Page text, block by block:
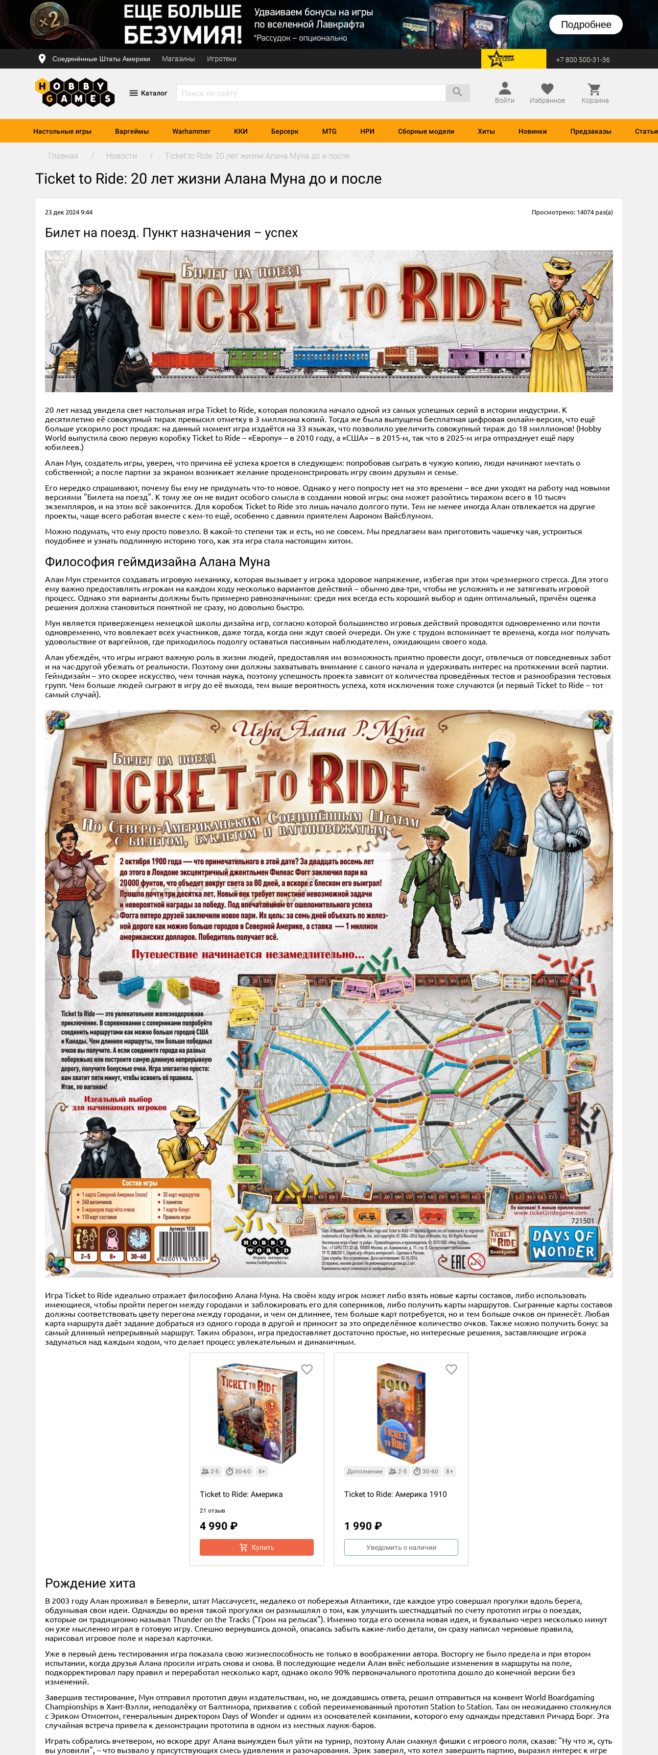
Подробнее
Соединённые Штаты Америки Магазины Игротеки перейти на Zvezda +7 800 500-31-36
Каталог
Войти
Избранное Корзина
Настольные игры Варгеймы Warhammer ККИ Берсерк MTG НРИ Сборные модели Хиты Новинки Предзаказы Статьи
Главная Новости Ticket to Ride: 20 лет жизни Алана Муна до и после
Ticket to Ride: 20 лет жизни Алана Муна до и после
23 дек 2024 9:44 Просмотрено: 14074 раз(а)
Билет на поезд. Пункт назначения – успех
20 лет назад увидела свет настольная игра Ticket to Ride, которая положила начало одной из самых успешных серий в истории индустрии. К
десятилетию её совокупный тираж превысил отметку в 3 миллиона копий. Тогда же была выпущена бесплатная цифровая онлайн-версия, что ещё
больше ускорило рост продаж: на данный момент игра издаётся на 33 языках, что позволило увеличить совокупный тираж до 18 миллионов! (Hobby
World выпустила свою первую коробку Ticket to Ride – «Европу» – в 2010 году, а «США» – в 2015-м, так что в 2025-м игра отпразднует ещё пару
юбилеев.)
Алан Мун, создатель игры, уверен, что причина её успеха кроется в следующем: попробовав сыграть в чужую копию, люди начинают мечтать о
собственной; а после партии за экраном возникает желание продемонстрировать игру своим друзьям и семье.
Его нередко спрашивают, почему бы ему не придумать что-то новое. Однако у него попросту нет на это времени – все дни уходят на работу над новыми
версиями "Билета на поезд". К тому же он не видит особого смысла в создании новой игры: она может разойтись тиражом всего в 10 тысяч
экземпляров, и на этом всё закончится. Для коробок Ticket to Ride это лишь начало долгого пути. Тем не менее иногда Алан отвлекается на другие
проекты, чаще всего работая вместе с кем-то ещё, особенно с давним приятелем Аароном Вайсблумом.
Можно подумать, что ему просто повезло. В какой-то степени так и есть, но не совсем. Мы предлагаем вам приготовить чашечку чая, устроиться
поудобнее и узнать подлинную историю того, как эта игра стала настоящим хитом.
Философия геймдизайна Алана Муна
Алан Мун стремится создавать игровую механику, которая вызывает у игрока здоровое напряжение, избегая при этом чрезмерного стресса. Для этого
ему важно предоставлять игрокам на каждом ходу несколько вариантов действий – обычно два-три, чтобы не усложнять и не затягивать игровой
процесс. Однако эти варианты должны быть примерно равнозначными: среди них всегда есть хороший выбор и один оптимальный, причём оценка
решения должна становиться понятной не сразу, но довольно быстро.
Мун является приверженцем немецкой школы дизайна игр, согласно которой большинство игровых действий проводятся одновременно или почти
одновременно, что вовлекает всех участников, даже тогда, когда они ждут своей очереди. Он уже с трудом вспоминает те времена, когда мог получать
удовольствие от варгеймов, где приходилось подолгу оставаться пассивным наблюдателем, ожидающим своего хода.
Алан убеждён, что игры играют важную роль в жизни людей, предоставляя им возможность приятно провести досуг, отвлечься от повседневных забот
и на час-другой убежать от реальности. Поэтому они должны захватывать внимание с самого начала и удерживать интерес на протяжении всей партии.
Геймдизайн – это скорее искусство, чем точная наука, поэтому успешность проекта зависит от количества проведённых тестов и разнообразия тестовых
групп. Чем больше людей сыграют в игру до её выхода, тем выше вероятность успеха, хотя исключения тоже случаются (и первый Ticket to Ride – тот
самый случай).
Игра Ticket to Ride идеально отражает философию Алана Муна. На своём ходу игрок может либо взять новые карты составов, либо использовать
имеющиеся, чтобы пройти перегон между городами и заблокировать его для соперников, либо получить карты маршрутов. Сыгранные карты составов
должны соответствовать цвету перегона между городами, и чем он длиннее, тем больше карт потребуется, но и тем больше очков он принесёт. Любая
карта маршрута даёт задание добраться из одного города в другой и приносит за это определённое количество очков. Также можно получить бонус за
самый длинный непрерывный маршрут. Таким образом, игра предоставляет достаточно простые, но интересные решения, заставляющие игрока
задуматься над каждым ходом, что делает процесс увлекательным и динамичным.
2-5 30-60 8+
Ticket to Ride: Америка
21 отзыв
4 990 ₽
Купить
Дополнение 2-5 30-60 8+
Ticket to Ride: Америка 1910
1 990 ₽
Уведомить о наличии
Рождение хита
В 2003 году Алан проживал в Беверли, штат Массачусетс, недалеко от побережья Атлантики, где каждое утро совершал прогулки вдоль берега,
обдумывая свои идеи. Однажды во время такой прогулки он размышлял о том, как улучшить шестнадцатый по счету прототип игры о поездах,
которые он традиционно называл Thunder on the Tracks ("Гром на рельсах"). Именно тогда его осенила новая идея, и буквально через несколько минут
он уже мысленно играл в готовую игру. Спешно вернувшись домой, опасаясь забыть какие-либо детали, он сразу написал черновые правила,
нарисовал игровое поле и нарезал карточки.
Уже в первый день тестирования игра показала свою жизнеспособность не только в воображении автора. Восторгу не было предела и при втором
испытании, когда друзья Алана просили играть снова и снова. В последующие недели Алан внёс небольшие изменения в маршруты на поле,
подкорректировал пару правил и переработал несколько карт, однако около 90% первоначального прототипа дошло до конечной версии без
изменений.
Завершив тестирование, Мун отправил прототип двум издательствам, но, не дождавшись ответа, решил отправиться на конвент World Boardgaming
Championships в Хант-Вэлли, неподалёку от Балтимора, прихватив с собой переименованный прототип Station to Station. Там он неожиданно столкнулся
с Эриком Отмонтом, генеральным директором Days of Wonder и одним из основателей компании, которого ему однажды представил Ричард Борг. Эта
случайная встреча привела к демонстрации прототипа в одном из местных лаунж-баров.
Играть собрались вчетвером, но вскоре друг Алана вынужден был уйти на турнир, поэтому Алан смахнул фишки с игрового поля, сказав: "Ну что ж, суть
вы уловили", – что вызвало у присутствующих смесь удивления и разочарования. Эрик заверил, что хотел завершить партию, выразил интерес к игре